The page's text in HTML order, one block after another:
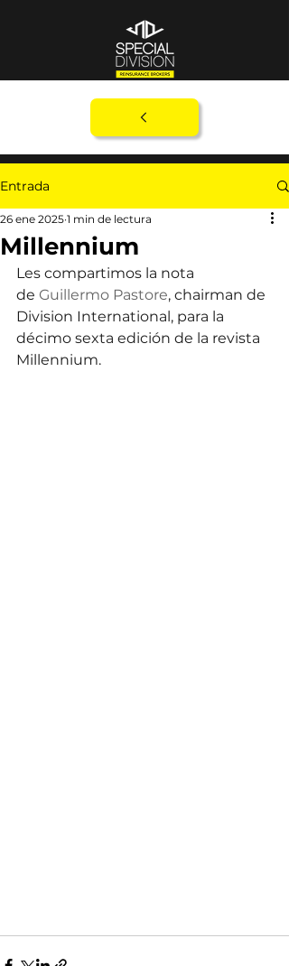
Entrada
Millennium
26 ene 2025 1 min de lectura
Les compartimos la nota
de Guillermo Pastore, chairman de
Division International, para la
décimo sexta edición de la revista
Millennium.